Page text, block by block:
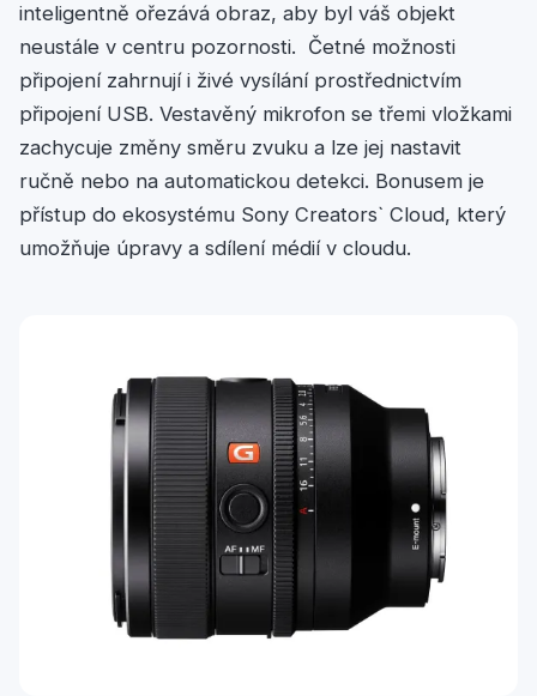
inteligentně ořezává obraz, aby byl váš objekt
neustále v centru pozornosti. Četné možnosti
připojení zahrnují i živé vysílání prostřednictvím
připojení USB. Vestavěný mikrofon se třemi vložkami
zachycuje změny směru zvuku a lze jej nastavit
ručně nebo na automatickou detekci. Bonusem je
přístup do ekosystému Sony Creators` Cloud, který
umožňuje úpravy a sdílení médií v cloudu.